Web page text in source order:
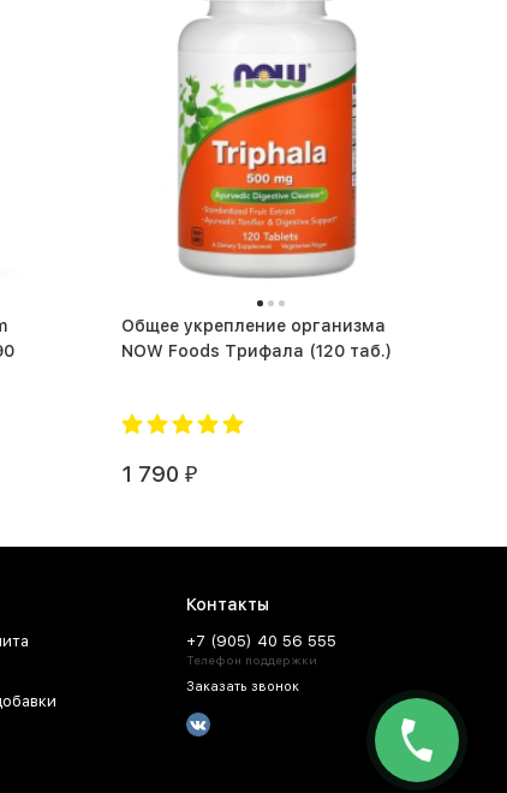
Общее укрепление организма
NOW Foods Трифала (120 таб.)
1 790 ₽
Контакты
+7 (905) 40 56 555
Телефон поддержки
Заказать звонок